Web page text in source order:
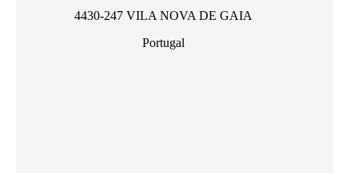
4430-247 VILA NOVA DE GAIA
Portugal